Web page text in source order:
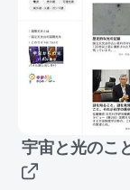
宇宙と光のこ